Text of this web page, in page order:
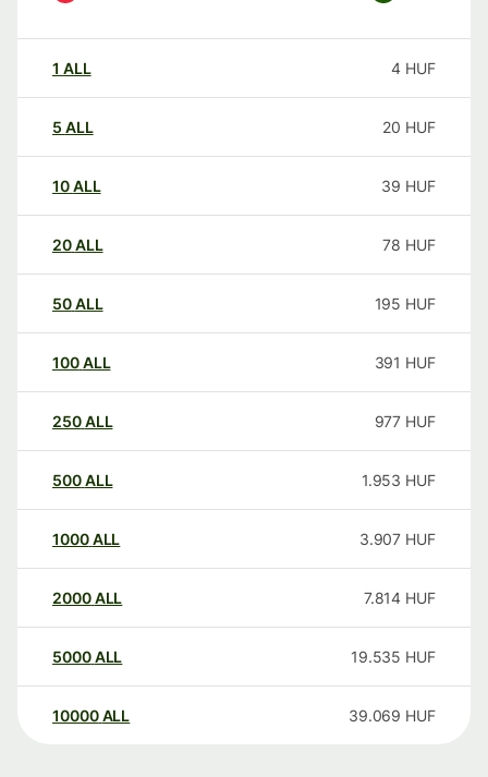
1 ALL 4 HUF
5 ALL 20 HUF
10ALL 39 HUF
20ALL 78 HUF
50ALL 195 HUF
100ALL 391 HUF
250ALL 977 HUF
500ALL 1.953 HUF
1000ALL 3.907 HUF
2000ALL 7.814 HUF
5000ALL 19.535 HUF
10000 ALL 39.069 HUF